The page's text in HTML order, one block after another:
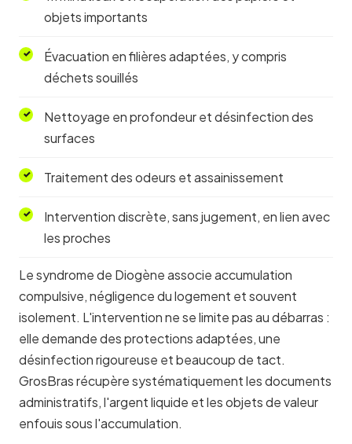
objets importants
Évacuation en filières adaptées, y compris
déchets souillés
Nettoyage en profondeur et désinfection des
surfaces
Traitement des odeurs et assainissement
Intervention discrète, sans jugement, en lien avec
les proches
Le syndrome de Diogène associe accumulation
compulsive, négligence du logement et souvent
isolement. L'intervention ne se limite pas au débarras :
elle demande des protections adaptées, une
désinfection rigoureuse et beaucoup de tact.
GrosBras récupère systématiquement les documents
administratifs, l'argent liquide et les objets de valeur
enfouis sous l'accumulation.